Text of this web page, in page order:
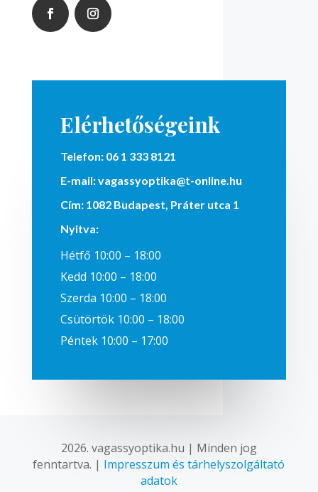
Elérhetőségeink
Telefon: 06 1 333 8121
E-mail:vagassyoptika@t-online.hu
Cím:1082 Budapest, Práter utca 1
Nyitva:
Hétfő 10:00 – 18:00
Kedd 10:00 – 18:00
Szerda 10:00 – 18:00
Csütörtök 10:00 – 18:00
Péntek 10:00 – 17:00
2026. vagassyoptika.hu | Minden jog
fenntartva. | Impresszum és tárhelyszolgáltató
adatok